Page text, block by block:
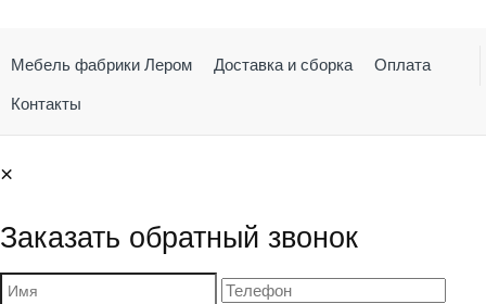
Мебель фабрики Лером Доставка и сборка Оплата
Контакты
×
Заказать обратный звонок